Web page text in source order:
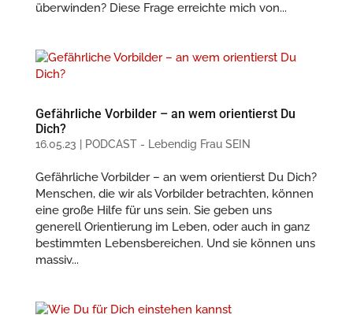
überwinden? Diese Frage erreichte mich von...
Gefährliche Vorbilder – an wem orientierst Du
Dich?
16.05.23 PODCAST - Lebendig Frau SEIN
Gefährliche Vorbilder – an wem orientierst Du Dich?
Menschen, die wir als Vorbilder betrachten, können
eine große Hilfe für uns sein. Sie geben uns
generell Orientierung im Leben, oder auch in ganz
bestimmten Lebensbereichen. Und sie können uns
massiv...